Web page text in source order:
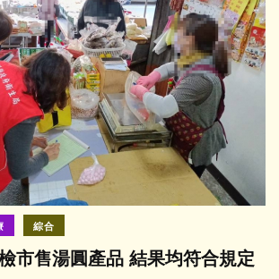
綜合
市售湯圓產品 結果均符合規定